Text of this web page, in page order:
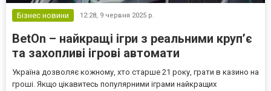
Бізнес новини 12:28, 9 червня 2025 р.
BetOn – найкращі ігри з реальними круп’є
та захопливі ігрові автомати
Україна дозволяє кожному, хто старше 21 року, грати в казино на
гроші. Якщо цікавитесь популярними іграми найкращих